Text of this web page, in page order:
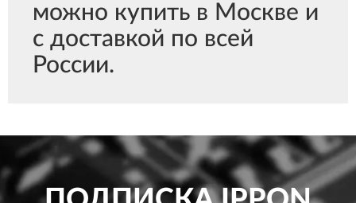
можно купить в Москве и
с доставкой по всей
России.